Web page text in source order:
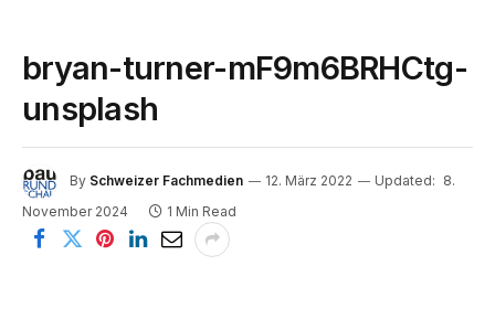
bryan-turner-mF9m6BRHCtg-
unsplash
By Schweizer Fachmedien 12. März 2022 Updated: 8.
November 2024
1 Min Read